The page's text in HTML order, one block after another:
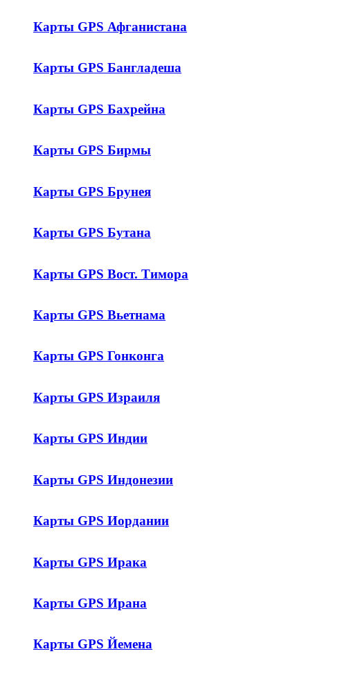
Карты GPS Афганистана
Карты GPS Бангладеша
Карты GPS Бахрейна
Карты GPS Бирмы
Карты GPS Брунея
Карты GPS Бутана
Карты GPS Вост. Тимора
Карты GPS Вьетнама
Карты GPS Гонконга
Карты GPS Израиля
Карты GPS Индии
Карты GPS Индонезии
Карты GPS Иордании
Карты GPS Ирака
Карты GPS Ирана
Карты GPS Йемена